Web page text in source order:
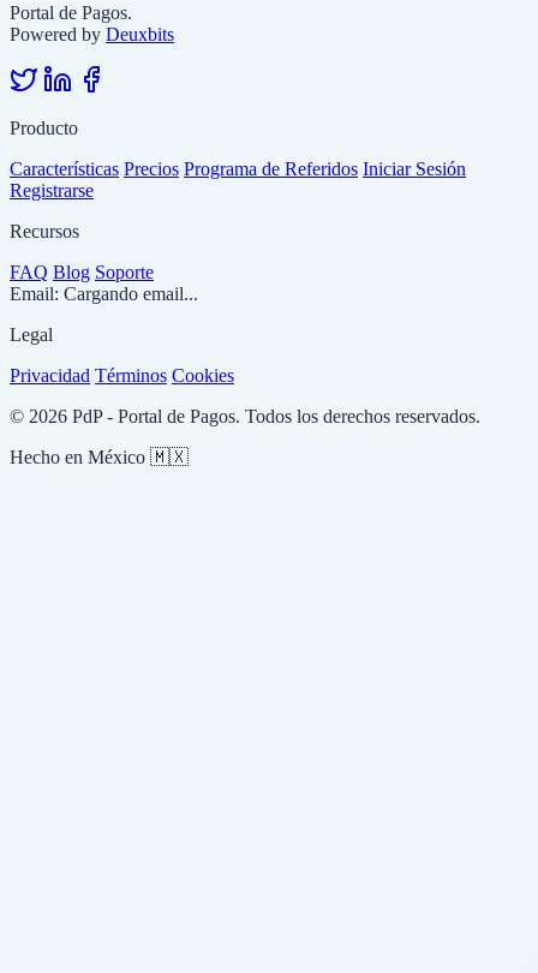
Portal de Pagos.
Powered by Deuxbits
Producto
Características Precios Programa de Referidos Iniciar Sesión
Registrarse
Recursos
FAQ Blog Soporte
Email: Cargando email...
Legal
Privacidad Términos Cookies
© 2026 PdP - Portal de Pagos. Todos los derechos reservados.
Hecho en México 🇲🇽